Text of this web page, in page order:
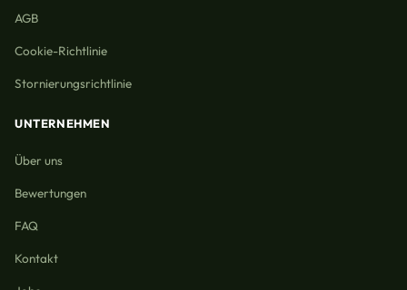
AGB
Cookie-Richtlinie
Stornierungsrichtlinie
UNTERNEHMEN
Über uns
Bewertungen
FAQ
Kontakt